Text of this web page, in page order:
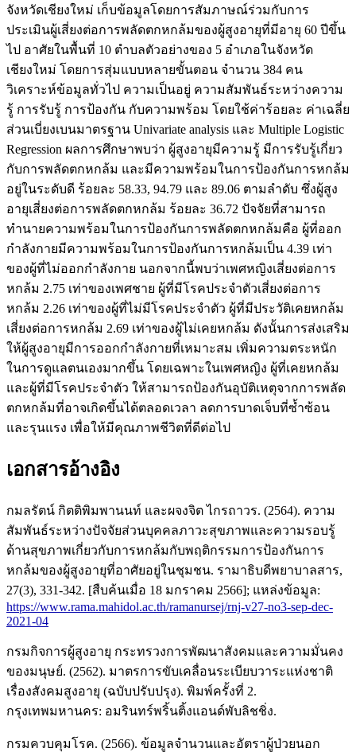
จังหวัดเชียงใหม่ เก็บข้อมูลโดยการสัมภาษณ์ร่วมกับการ
ประเมินผู้เสี่ยงต่อการพลัดตกหกล้มของผู้สูงอายุที่มีอายุ 60 ปีขึ้น
ไป อาศัยในพื้นที่ 10 ตำบลตัวอย่างของ 5 อำเภอในจังหวัด
เชียงใหม่ โดยการสุ่มแบบหลายขั้นตอน จำนวน 384 คน
วิเคราะห์ข้อมูลทั่วไป ความเป็นอยู่ ความสัมพันธ์ระหว่างความ
รู้ การรับรู้ การป้องกัน กับความพร้อม โดยใช้ค่าร้อยละ ค่าเฉลี่ย
ส่วนเบี่ยงเบนมาตรฐาน Univariate analysis และ Multiple Logistic
Regression ผลการศึกษาพบว่า ผู้สูงอายุมีความรู้ มีการรับรู้เกี่ยว
กับการพลัดตกหกล้ม และมีความพร้อมในการป้องกันการหกล้ม
อยู่ในระดับดี ร้อยละ 58.33, 94.79 และ 89.06 ตามลำดับ ซึ่งผู้สูง
อายุเสี่ยงต่อการพลัดตกหกล้ม ร้อยละ 36.72 ปัจจัยที่สามารถ
ทำนายความพร้อมในการป้องกันการพลัดตกหกล้มคือ ผู้ที่ออก
กำลังกายมีความพร้อมในการป้องกันการหกล้มเป็น 4.39 เท่า
ของผู้ที่ไม่ออกกำลังกาย นอกจากนี้พบว่าเพศหญิงเสี่ยงต่อการ
หกล้ม 2.75 เท่าของเพศชาย ผู้ที่มีโรคประจำตัวเสี่ยงต่อการ
หกล้ม 2.26 เท่าของผู้ที่ไม่มีโรคประจำตัว ผู้ที่มีประวัติเคยหกล้ม
เสี่ยงต่อการหกล้ม 2.69 เท่าของผู้ไม่เคยหกล้ม ดังนั้นการส่งเสริม
ให้ผู้สูงอายุมีการออกกำลังกายที่เหมาะสม เพิ่มความตระหนัก
ในการดูแลตนเองมากขึ้น โดยเฉพาะในเพศหญิง ผู้ที่เคยหกล้ม
และผู้ที่มีโรคประจำตัว ให้สามารถป้องกันอุบัติเหตุจากการพลัด
ตกหกล้มที่อาจเกิดขึ้นได้ตลอดเวลา ลดการบาดเจ็บที่ซ้ำซ้อน
และรุนแรง เพื่อให้มีคุณภาพชีวิตที่ดีต่อไป
เอกสารอ้างอิง
กมลรัตน์ กิตติพิมพานนท์ และผจงจิต ไกรถาวร. (2564). ความ
สัมพันธ์ระหว่างปัจจัยส่วนบุคคลภาวะสุขภาพและความรอบรู้
ด้านสุขภาพเกี่ยวกับการหกล้มกับพฤติกรรมการป้องกันการ
หกล้มของผู้สูงอายุที่อาศัยอยู่ในชุมชน. รามาธิบดีพยาบาลสาร,
27(3), 331-342. [สืบค้นเมื่อ 18 มกราคม 2566]; แหล่งข้อมูล:
https://www.rama.mahidol.ac.th/ramanursej/rnj-v27-no3-sep-dec-
2021-04
กรมกิจการผู้สูงอายุ กระทรวงการพัฒนาสังคมและความมั่นคง
ของมนุษย์. (2562). มาตรการขับเคลื่อนระเบียบวาระแห่งชาติ
เรื่องสังคมสูงอายุ (ฉบับปรับปรุง). พิมพ์ครั้งที่ 2.
กรุงเทพมหานคร: อมรินทร์พริ้นติ้งแอนด์พับลิชชิ่ง.
กรมควบคุมโรค. (2566). ข้อมูลจำนวนและอัตราผู้ป่วยนอก